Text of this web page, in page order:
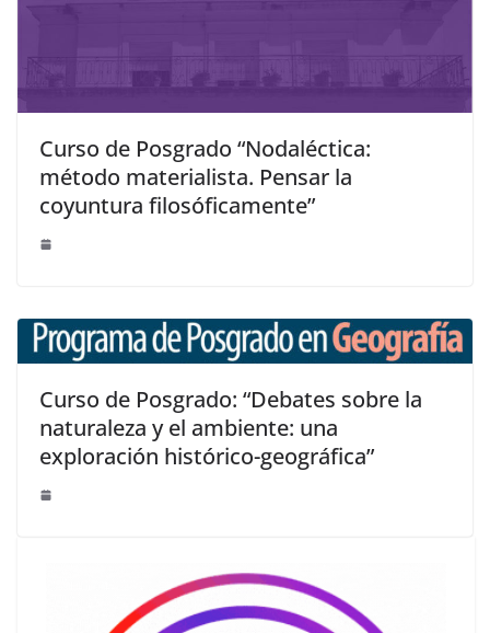
Curso de Posgrado “Nodaléctica:
método materialista. Pensar la
coyuntura filosóficamente”
Curso de Posgrado: “Debates sobre la
naturaleza y el ambiente: una
exploración histórico-geográfica”